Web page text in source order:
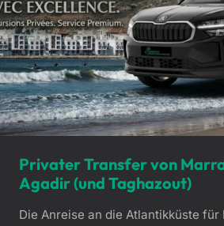
Privater Transfer von
Agadir (und Taghazout)
Die Anreise an die Atlantikküste für